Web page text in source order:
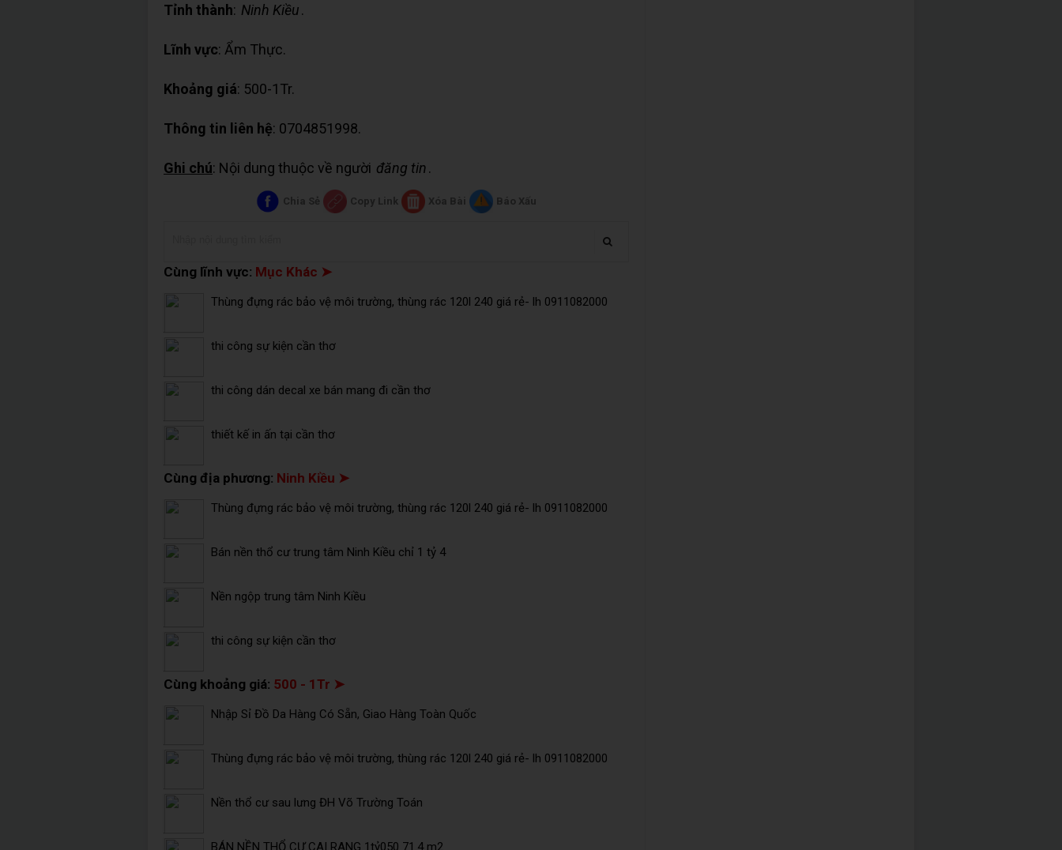
Tỉnh thành: Ninh Kiều.
Lĩnh vực: Ẩm Thực.
Khoảng giá: 500-1Tr.
Thông tin liên hệ: 0704851998.
Ghi chú: Nội dung thuộc về người đăng tin.
Chia Sẻ Copy Link Xóa Bài Báo Xấu
Cùng lĩnh vực: Mục Khác ➤
Thùng đựng rác bảo vệ môi trường, thùng rác 120l 240 giá rẻ- lh 0911082000
thi công sự kiện cần thơ
thi công dán decal xe bán mang đi cần thơ
thiết kế in ấn tại cần thơ
Cùng địa phương: Ninh Kiều ➤
Thùng đựng rác bảo vệ môi trường, thùng rác 120l 240 giá rẻ- lh 0911082000
Bán nền thổ cư trung tâm Ninh Kiều chỉ 1 tỷ 4
Nền ngộp trung tâm Ninh Kiều
thi công sự kiện cần thơ
Cùng khoảng giá: 500 - 1Tr ➤
Nhập Sỉ Đồ Da Hàng Có Sẵn, Giao Hàng Toàn Quốc
Thùng đựng rác bảo vệ môi trường, thùng rác 120l 240 giá rẻ- lh 0911082000
Nền thổ cư sau lưng ĐH Võ Trường Toán
BÁN NỀN THỔ CƯ CAI RANG 1tỷ050 71.4 m2